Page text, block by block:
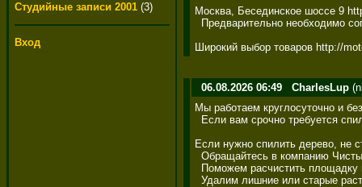
Студийные записи 2001 (3)
Вход
Москва, Бесединское шоссе 9
Предварительно необходимо
Широкий выбор товаров http://
06.08.2026 06:49 CharlesLup
Мы работаем круглосуточно и
Если вам срочно требуется
Если нужно спилить дерево, не
Обращайтесь в компанию Чистый
Поможем расчистить площадку
Удалим лишние или старые